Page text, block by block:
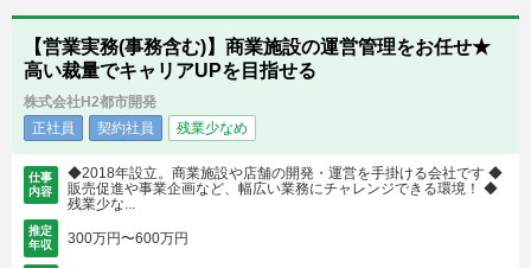
【営業実務(事務含む)】商業施設の運営管理をお任せ★
高い裁量でキャリアUPを目指せる
株式会社H2都市開発
正社員
契約社員 残業少なめ
仕事
内容
◆2018年設立。商業施設や店舗の開発・運営を手掛ける会社です ◆
販売促進や事業企画など、幅広い業務にチャレンジできる環境！ ◆
残業少な...
推定
年収
300万円〜600万円